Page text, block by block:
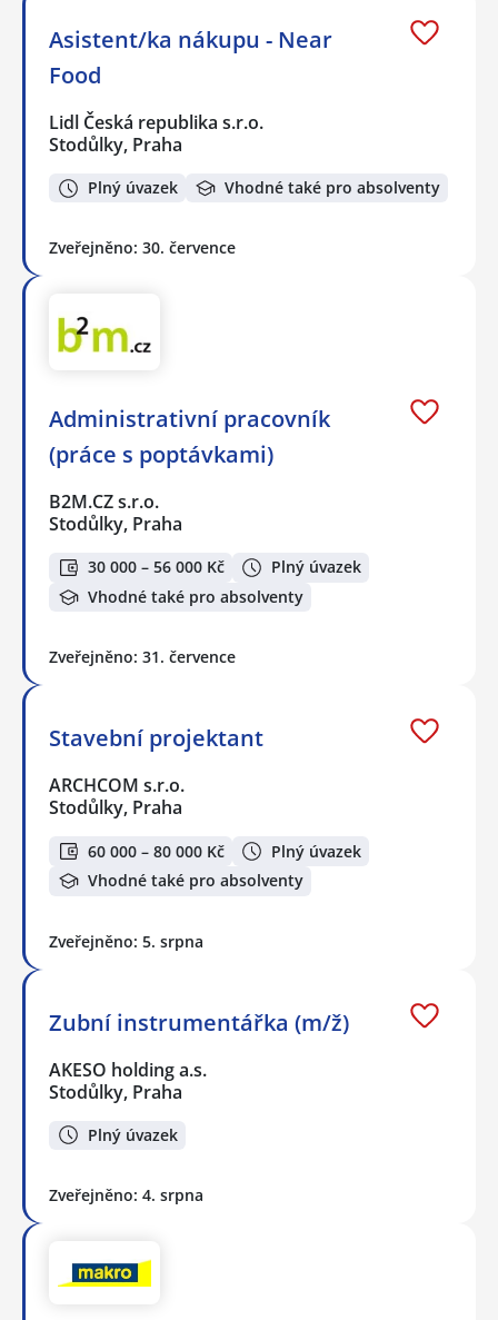
Asistent/ka nákupu - Near
Food
Lidl Česká republika s.r.o.
Stodůlky, Praha
Plný úvazek Vhodné také pro absolventy
Zveřejněno: 30. července
Administrativní pracovník
(práce s poptávkami)
B2M.CZ s.r.o.
Stodůlky, Praha
30 000 – 56 000 Kč
Plný úvazek
Vhodné také pro absolventy
Zveřejněno: 31. července
Stavební projektant
ARCHCOM s.r.o.
Stodůlky, Praha
60 000 – 80 000 Kč
Plný úvazek
Vhodné také pro absolventy
Zveřejněno: 5. srpna
Zubní instrumentářka (m/ž)
AKESO holding a.s.
Stodůlky, Praha
Plný úvazek
Zveřejněno: 4. srpna